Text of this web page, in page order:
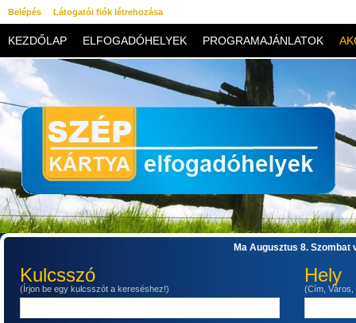
Belépés Látogatói fiók létrehozása
KEZDŐLAP ELFOGADÓHELYEK PROGRAMAJÁNLATOK
KAPCSOLAT
Ma Augusztus 8.
Kulcsszó
(Írjon be egy kulcsszót a kereséshez!)
Hely
(Cím,